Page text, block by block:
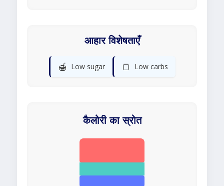
आहार विशेषताएँ
🍯 Low sugar 🍞 Low carbs
कैलोरी का स्रोत